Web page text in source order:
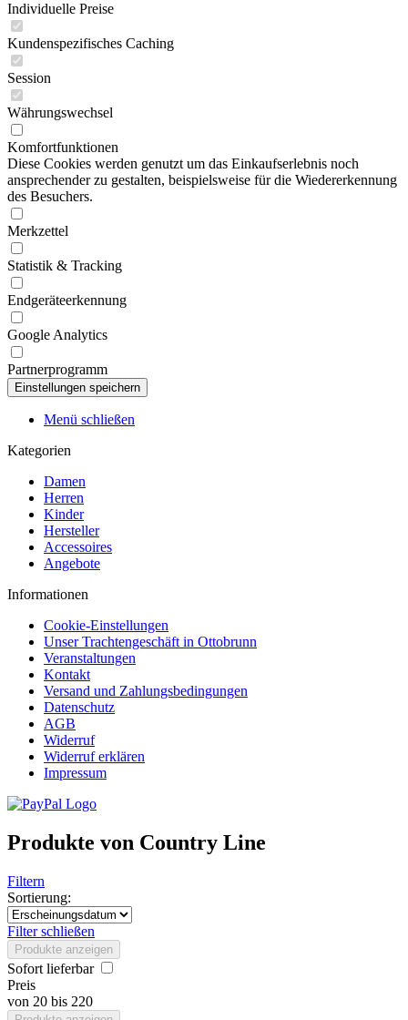
Individuelle Preise
Kundenspezifisches Caching
Session
Währungswechsel
Komfortfunktionen
Diese Cookies werden genutzt um das Einkaufserlebnis noch
ansprechender zu gestalten, beispielsweise für die Wiedererkennung
des Besuchers.
Merkzettel
Statistik & Tracking
Endgeräteerkennung
Google Analytics
Partnerprogramm
Menü schließen
Kategorien
Damen
Herren
Kinder
Hersteller
Accessoires
Angebote
Informationen
Cookie-Einstellungen
Unser Trachtengeschäft in Ottobrunn
Veranstaltungen
Kontakt
Versand und Zahlungsbedingungen
Datenschutz
AGB
Widerruf
Widerruf erklären
Impressum
Produkte von Country Line
Filtern
Sortierung:
Filter schließen
Produkte anzeigen
Sofort lieferbar
Preis
von 20 bis 220